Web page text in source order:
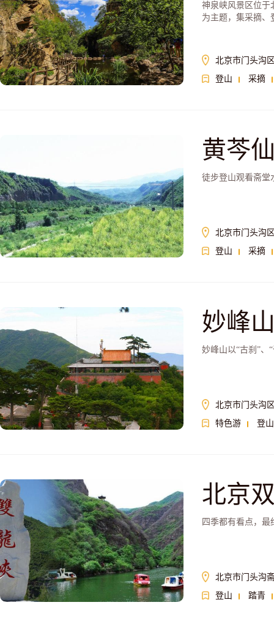
神泉峡风景区位于
为主题，集采摘、
北京市门头沟
登山
采摘
黄芩
徒步登山观看斋堂
北京市门头沟
登山
采摘
妙峰
妙峰山以“古刹”、
北京市门头沟
特色游
登山
北京
四季都有看点，
北京市门头沟
登山
踏青